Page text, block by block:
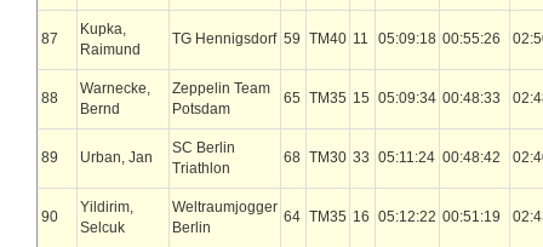
87
Kupka,
Raimund
TG Hennigsdorf 59 TM40 11 05:09:18 00:55:26
88
Warnecke,
Bernd
Zeppelin Team
Potsdam
65 TM35 15 05:09:34 00:48:33
89 Urban, Jan
SC Berlin
Triathlon
68 TM30 33 05:11:24 00:48:42
90
Yildirim,
Selcuk
Weltraumjogger
Berlin
64 TM35 16 05:12:22 00:51:19